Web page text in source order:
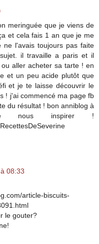
meringuée que je viens de
et cela fais 1 an que je me
l'avais toujours pas faite
il travaille a paris et il
aller acheter sa tarte ! en
et un peu acide plutôt que
et je te laisse découvrir le
! j'ai commencé ma page fb
du résultat ! bon anniblog à
nous inspirer !
08:33
article-biscuits-
le gouter?